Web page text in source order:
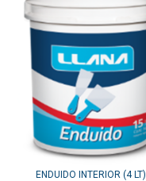
ENDUIDO INTERIOR (4 LT)